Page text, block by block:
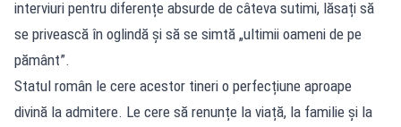
interviuri pentru diferențe absurde de câteva sutimi, lăsați să
se privească în oglindă și să se simtă „ultimii oameni de pe
pământ”.
Statul român le cere acestor tineri o perfecțiune aproape
divină la admitere. Le cere să renunțe la viață, la familie și la